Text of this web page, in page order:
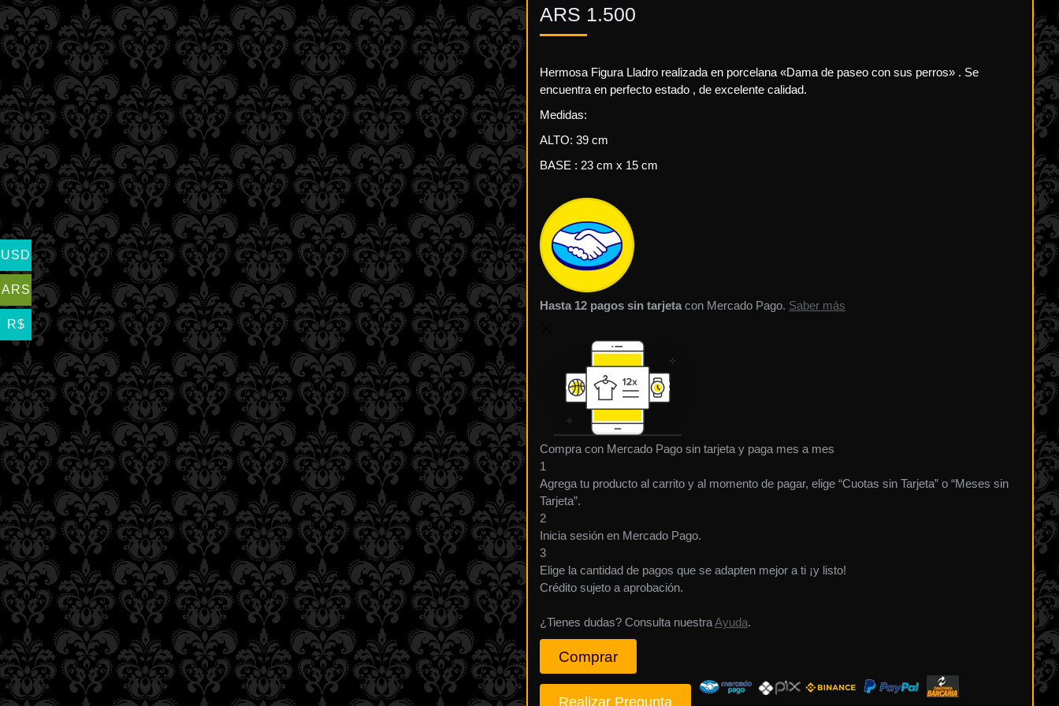
ARS 1.500
Hermosa Figura Lladro realizada en porcelana «Dama de paseo con sus perros» . Se
encuentra en perfecto estado , de excelente calidad.
Medidas:
ALTO: 39 cm
BASE : 23 cm x 15 cm
Hasta 12 pagos sin tarjeta con Mercado Pago. Saber más
Compra con Mercado Pago sin tarjeta y paga mes a mes
1
Agrega tu producto al carrito y al momento de pagar, elige “Cuotas sin Tarjeta” o “Meses sin
Tarjeta”.
2
Inicia sesión en Mercado Pago.
3
Elige la cantidad de pagos que se adapten mejor a ti ¡y listo!
Crédito sujeto a aprobación.
¿Tienes dudas? Consulta nuestraAyuda.
Lladro
Dama
Comprar
USD
ARS
R$